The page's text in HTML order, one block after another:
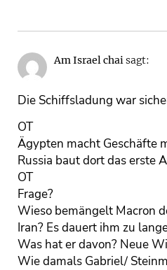
Am Israel chaisagt:
Die Schiffsladung war
OT
Ägypten macht Geschäfte
Russia baut dort das erste
OT
Frage?
Wieso bemängelt Macron
Iran? Es dauert ihm zu
Was hat er davon? Neue
Wie damals Gabriel/